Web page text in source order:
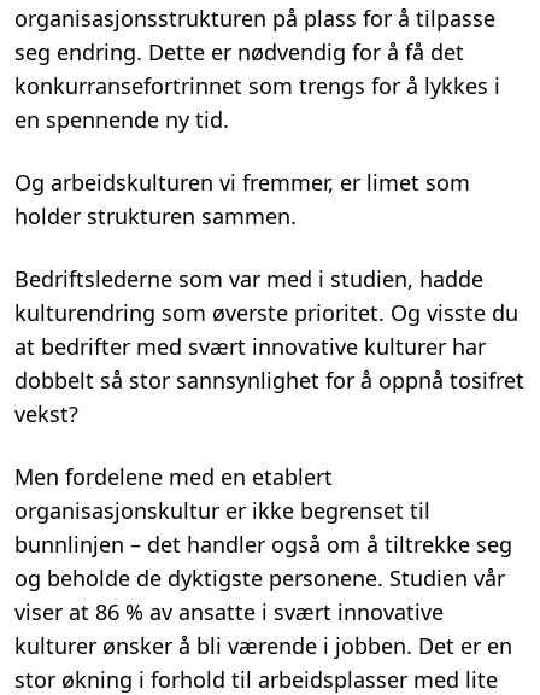
organisasjonsstrukturen på plass for å tilpasse
seg endring. Dette er nødvendig for å få det
konkurransefortrinnet som trengs for å lykkes i
en spennende ny tid.
Og arbeidskulturen vi fremmer, er limet som
holder strukturen sammen.
Bedriftslederne som var med i studien, hadde
kulturendring som øverste prioritet. Og visste du
at bedrifter med svært innovative kulturer har
dobbelt så stor sannsynlighet for å oppnå tosifret
vekst?
Men fordelene med en etablert
organisasjonskultur er ikke begrenset til
bunnlinjen – det handler også om å tiltrekke seg
og beholde de dyktigste personene. Studien vår
viser at 86 % av ansatte i svært innovative
kulturer ønsker å bli værende i jobben. Det er en
stor økning i forhold til arbeidsplasser med lite